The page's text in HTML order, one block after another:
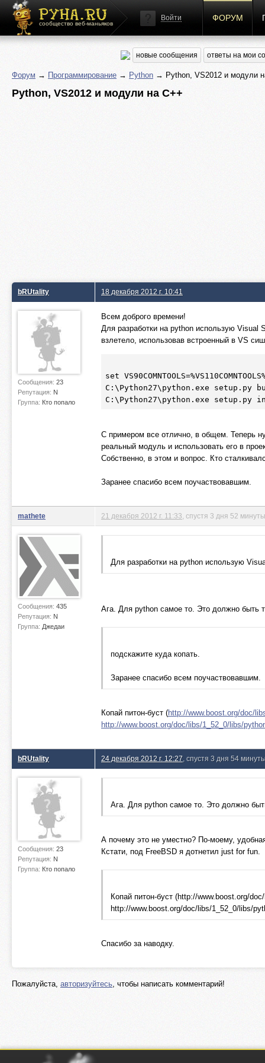
сообщество веб-маньяков
Войти ФОРУМ
новые сообщения ответы на мои
Форум → Программирование → Python → Python, VS2012 и модули
Python, VS2012 и модули на C++
bRUtality
Сообщения: 23
Репутация: N
Группа: Кто попало
18 декабря 2012 г. 10:41
Всем доброго времени!
Для разработки на python использую
взлетело, использовав встроенный в VS
set
C:\Python27\python .exe setup .py
C:\Python27\python .exe setup .py
С примером все отлично, в общем. Теперь
реальный модуль и использовать его в
Собственно, в этом и вопрос. Кто
Заранее спасибо всем поучаствовавшим.
mathete
Сообщения: 435
Репутация: N
Группа: Джедаи
21 декабря 2012 г. 11:33 , спустя 3 дня 52 минуты
Для разработки на python использую
Ага. Для python самое то. Это должно быть
подскажите куда копать.
Заранее спасибо всем поучаствовавшим.
Копай питон-буст (http://www.boost.org/doc/
http://www.boost.org/doc/libs/1_52_0/libs/
bRUtality
Сообщения: 23
Репутация: N
Группа: Кто попало
24 декабря 2012 г. 12:27 , спустя 3 дня 54
Ага. Для python самое то. Это должно
А почему это не уместно? По-моему,
Кстати, под FreeBSD я дотнетил just for fun.
Копай питон-буст (http://www.boost.org/
http://www.boost.org/doc/libs/1_52_0/libs/
Спасибо за наводку.
Пожалуйста, авторизуйтесь, чтобы написать комментарий!